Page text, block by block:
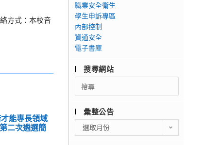
方式：本校音
能專長領域
二次遴選簡
職業安全衛生
學生申訴專區
內部控制
資通安全
電子書庫
搜尋網站
Search
for:
彙整公告
整
選取月份